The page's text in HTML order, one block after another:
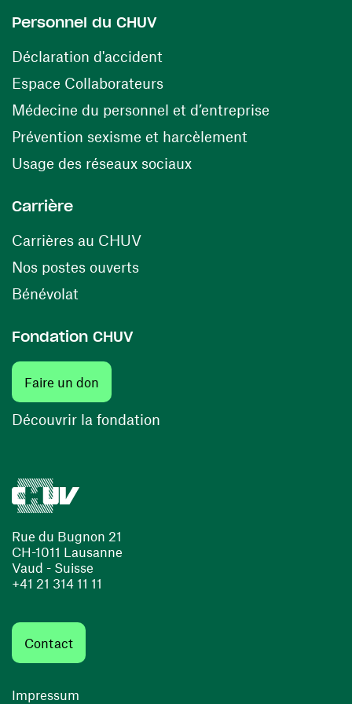
Rue du Bugnon 21
CH-1011 Lausanne
Vaud - Suisse
+41 21 314 11 11
Contact
Impressum
Personnel du CHUV
Déclaration d'accident
Espace Collaborateurs(opens in a new window)
Médecine du personnel et d’entreprise
Prévention sexisme et harcèlement
Usage des réseaux sociaux(opens in a new
Carrière
Carrières au CHUV(opens in a new window)
Nos postes ouverts(opens in a new window)
Bénévolat
Fondation CHUV
Faire un don
Découvrir la fondation